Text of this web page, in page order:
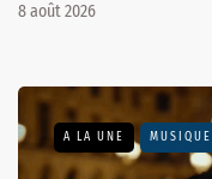
8 août 2026
A LA UNE MUSIQUE